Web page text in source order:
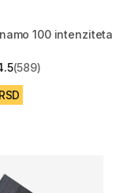
100 intenziteta
from 589
(589)